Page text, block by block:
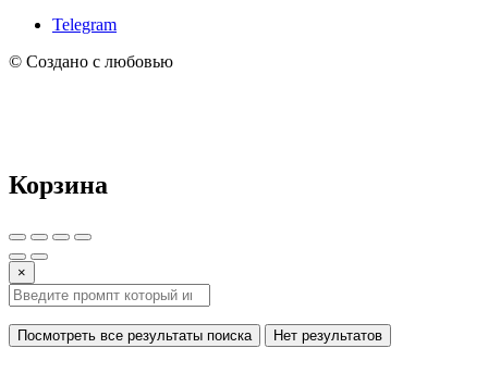
Telegram
© Создано с любовью
Корзина
×
Посмотреть все результаты поиска Нет результатов